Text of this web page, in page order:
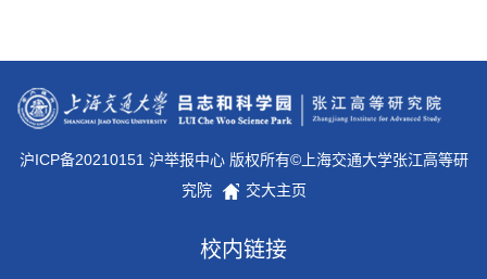
沪ICP备20210151 沪举报中心 版权所有©上海交通大学张江高等研
究院
交大主页
校内链接